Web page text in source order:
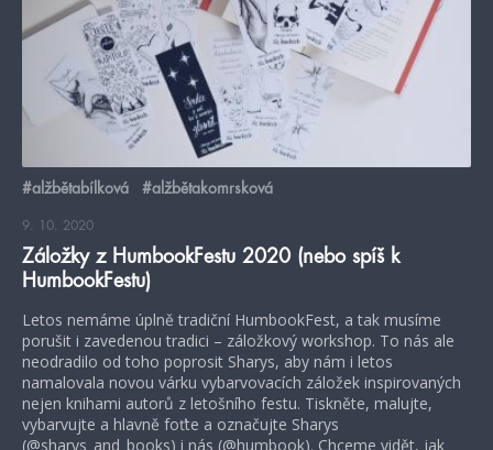
#alžbětabílková #alžbětakomrsková
9. 10. 2020
Záložky z HumbookFestu 2020 (nebo spíš k
HumbookFestu)
Letos nemáme úplně tradiční HumbookFest, a tak musíme
porušit i zavedenou tradici – záložkový workshop. To nás ale
neodradilo od toho poprosit Sharys, aby nám i letos
namalovala novou várku vybarvovacích záložek inspirovaných
nejen knihami autorů z letošního festu. Tiskněte, malujte,
vybarvujte a hlavně foťte a označujte Sharys
(@sharys_and_books) i nás (@humbook). Chceme vidět, jak